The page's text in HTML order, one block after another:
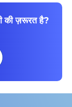
की ज़रूरत है?